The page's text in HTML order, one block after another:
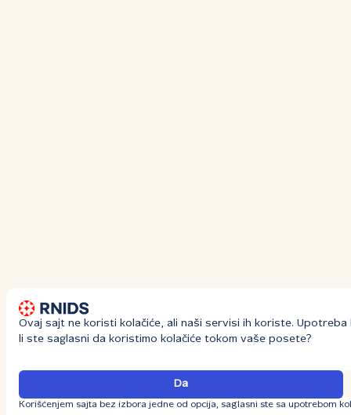
Ovaj sajt ne koristi kolačiće, ali naši servisi ih koriste. Upotreba
li ste saglasni da koristimo kolačiće tokom vaše posete?
Da
Korišćenjem sajta bez izbora jedne od opcija, saglasni ste sa upotrebom